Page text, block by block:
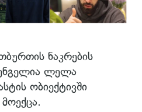
ნაკრების
ლელა
ობიექტივში